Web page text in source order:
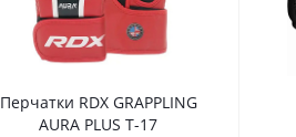
Перчатки RDX GRAPPLING
AURA PLUS T-17